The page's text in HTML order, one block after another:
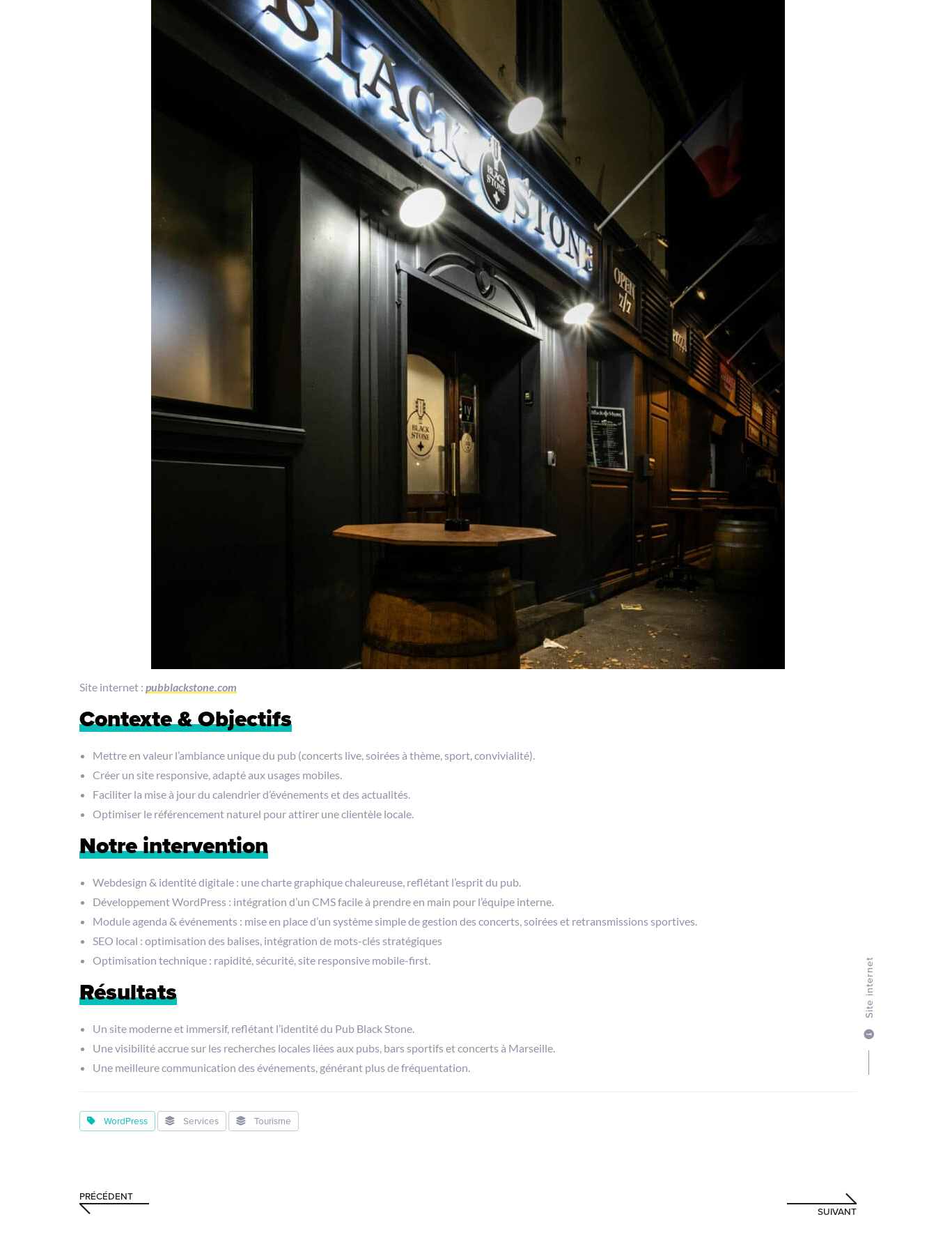
Site internet : pubblackstone.com
Contexte & Objectifs
Mettre en valeur l’ambiance unique du pub (concerts live, soirées à thème, sport, convivialité).
Créer un site responsive, adapté aux usages mobiles.
Faciliter la mise à jour du calendrier d’événements et des actualités.
Optimiser le référencement naturel pour attirer une clientèle locale.
Notre intervention
Webdesign & identité digitale : une charte graphique chaleureuse, reflétant l’esprit du pub.
Développement WordPress : intégration d’un CMS facile à prendre en main pour l’équipe interne.
Module agenda & événements : mise en place d’un système simple de gestion des concerts, soirées et retransmissions sportives.
SEO local : optimisation des balises, intégration de mots-clés stratégiques
Optimisation technique : rapidité, sécurité, site responsive mobile-first.
Résultats
Un site moderne et immersif, reflétant l’identité du Pub Black Stone.
Une visibilité accrue sur les recherches locales liées aux pubs, bars sportifs et concerts à Marseille.
Une meilleure communication des événements, générant plus de fréquentation.
Site internet
WordPress Services Tourisme
PRÉCÉDENT
SUIVANT